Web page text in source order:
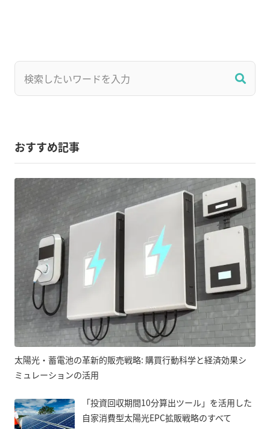
おすすめ記事
太陽光・蓄電池の革新的販売戦略: 購買行動科学と経済効果シ
ミュレーションの活用
「投資回収期間10分算出ツール」を活用した
自家消費型太陽光EPC拡販戦略のすべて